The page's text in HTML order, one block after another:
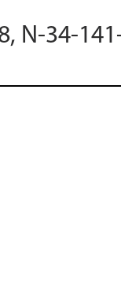
N-34-